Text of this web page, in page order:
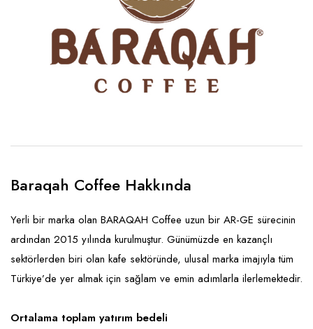
Baraqah Coffee Hakkında
Yerli bir marka olan BARAQAH Coffee uzun bir AR-GE sürecinin
ardından 2015 yılında kurulmuştur. Günümüzde en kazançlı
sektörlerden biri olan kafe sektöründe, ulusal marka imajıyla tüm
Türkiye’de yer almak için sağlam ve emin adımlarla ilerlemektedir.
Ortalama toplam yatırım bedeli